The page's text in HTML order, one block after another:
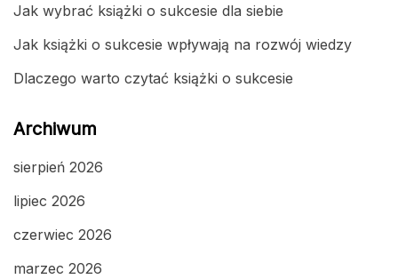
Jak wybrać książki o sukcesie dla siebie
Jak książki o sukcesie wpływają na rozwój wiedzy
Dlaczego warto czytać książki o sukcesie
Archiwum
sierpień 2026
lipiec 2026
czerwiec 2026
marzec 2026